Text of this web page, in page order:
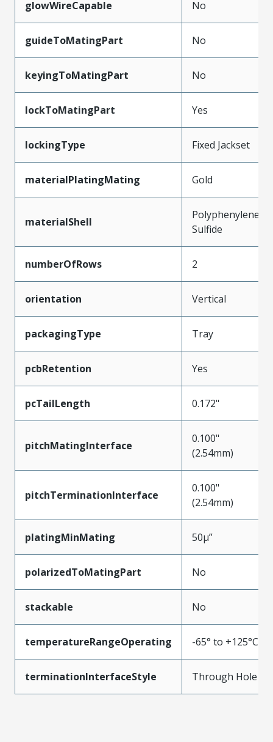
glowWireCapable No
guideToMatingPart No
keyingToMatingPart No
lockToMatingPart Yes
lockingType Fixed Jackset
materialPlatingMating Gold
materialShell
Polyphenylene
Sulfide
numberOfRows 2
orientation Vertical
packagingType Tray
pcbRetention Yes
pcTailLength 0.172"
pitchMatingInterface
0.100"
(2.54mm)
pitchTerminationInterface
0.100"
(2.54mm)
platingMinMating 50µ”
polarizedToMatingPart No
stackable No
temperatureRangeOperating -65° to +125°C
terminationInterfaceStyle Through Hole